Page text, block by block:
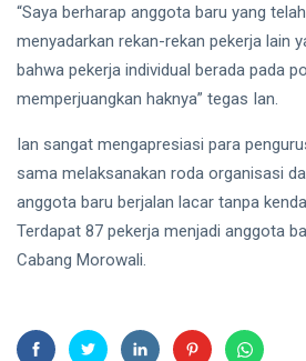
“Saya berharap anggota baru yang
menyadarkan rekan-rekan pekerja lain
bahwa pekerja individual berada pada
memperjuangkan haknya” tegas Ian.
Ian sangat mengapresiasi para
sama melaksanakan roda organisasi
anggota baru berjalan lacar tanpa
Terdapat 87 pekerja menjadi anggota
Cabang Morowali.